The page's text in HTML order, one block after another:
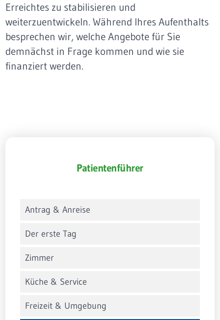
Erreichtes zu stabilisieren und
weiterzuentwickeln. Während Ihres Aufenthalts
besprechen wir, welche Angebote für Sie
demnächst in Frage kommen und wie sie
finanziert werden.
Patientenführer
Antrag & Anreise
Der erste Tag
Zimmer
Küche & Service
Freizeit & Umgebung